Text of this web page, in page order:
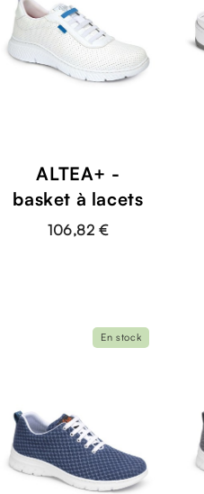
ALTEA+ -
basket à lacets
106,82 €
En stock